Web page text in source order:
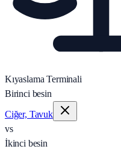
Kıyaslama Terminali
Birinci besin
Ciğer, Tavuk
vs
İkinci besin